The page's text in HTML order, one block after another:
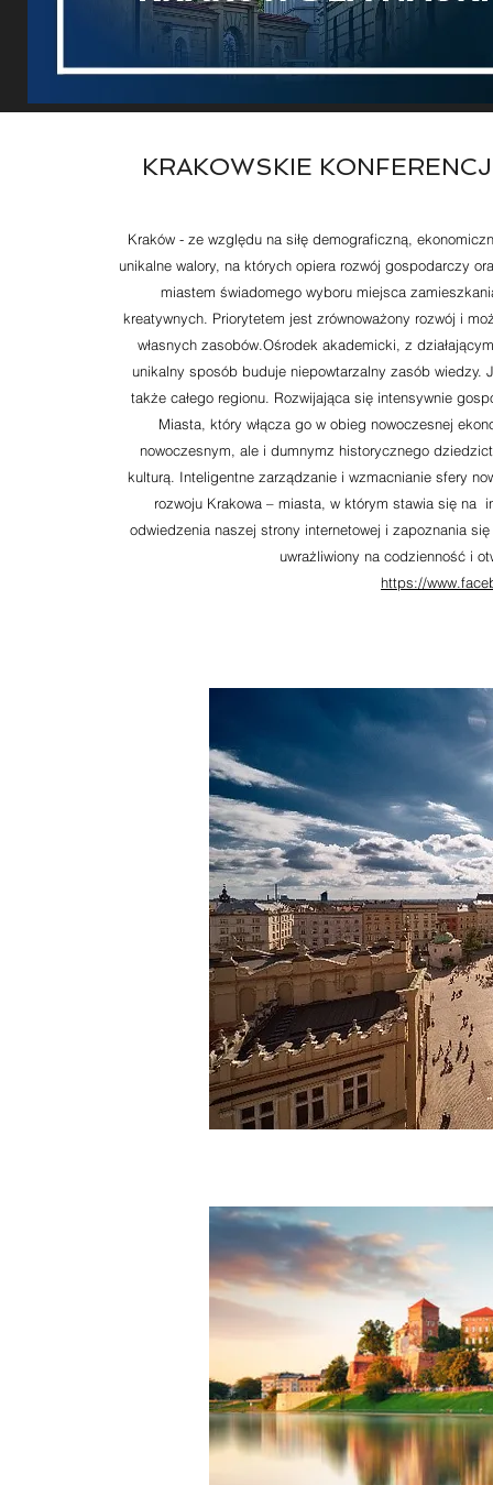
KRAKOWSKIE
Kraków - ze względu na siłę demograficzną,
unikalne walory, na których opiera rozwój gospodarczy
miastem świadomego wyboru miejsca
kreatywnych. Priorytetem jest zrównoważony rozwój i
własnych zasobów.​Ośrodek akademicki, z
unikalny sposób buduje niepowtarzalny zasób
także całego regionu. Rozwijająca się intensywnie
Miasta, który włącza go w obieg nowoczesnej
nowoczesnym, ale i dumnymz historycznego
kulturą. Inteligentne zarządzanie i wzmacnianie sfery
rozwoju Krakowa – miasta, w którym stawia się na
odwiedzenia naszej strony internetowej i zapoznania
uwrażliwiony na codzienność i
https://